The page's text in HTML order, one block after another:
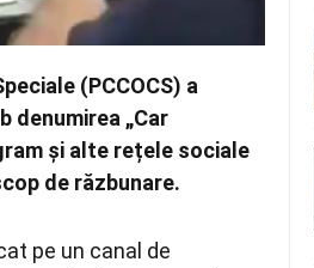
(PCCOCS) a
denumirea „Car
și alte rețele sociale
de răzbunare.
pe un canal de